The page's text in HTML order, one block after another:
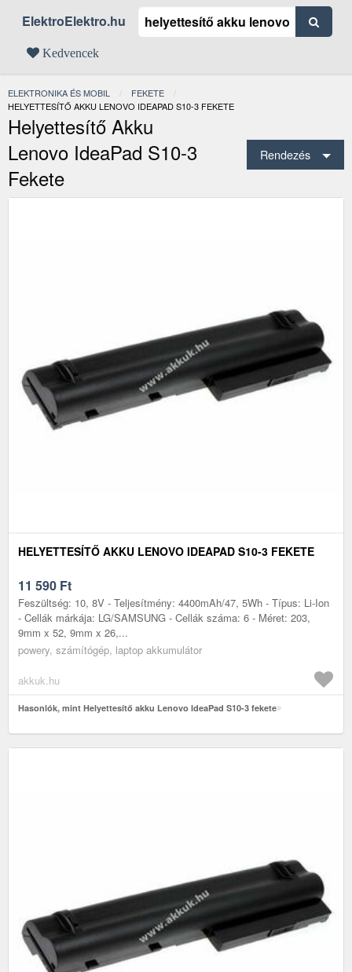
ElektroElektro.hu
Kedvencek
ELEKTRONIKA ÉS MOBIL
FEKETE
JELENLEGI:
HELYETTESÍTŐ AKKU LENOVO IDEAPAD S10-3 FEKETE
Helyettesítő Akku
Lenovo IdeaPad S10-3
Fekete
Rendezés
HELYETTESÍTŐ AKKU LENOVO IDEAPAD S10-3 FEKETE
11 590 Ft
Feszültség: 10, 8V - Teljesítmény: 4400mAh/47, 5Wh - Típus: Li-Ion
- Cellák márkája: LG/SAMSUNG - Cellák száma: 6 - Méret: 203,
9mm x 52, 9mm x 26,...
powery, számítógép, laptop akkumulátor
akkuk.hu
Hasonlók, mint Helyettesítő akku Lenovo IdeaPad S10-3 fekete